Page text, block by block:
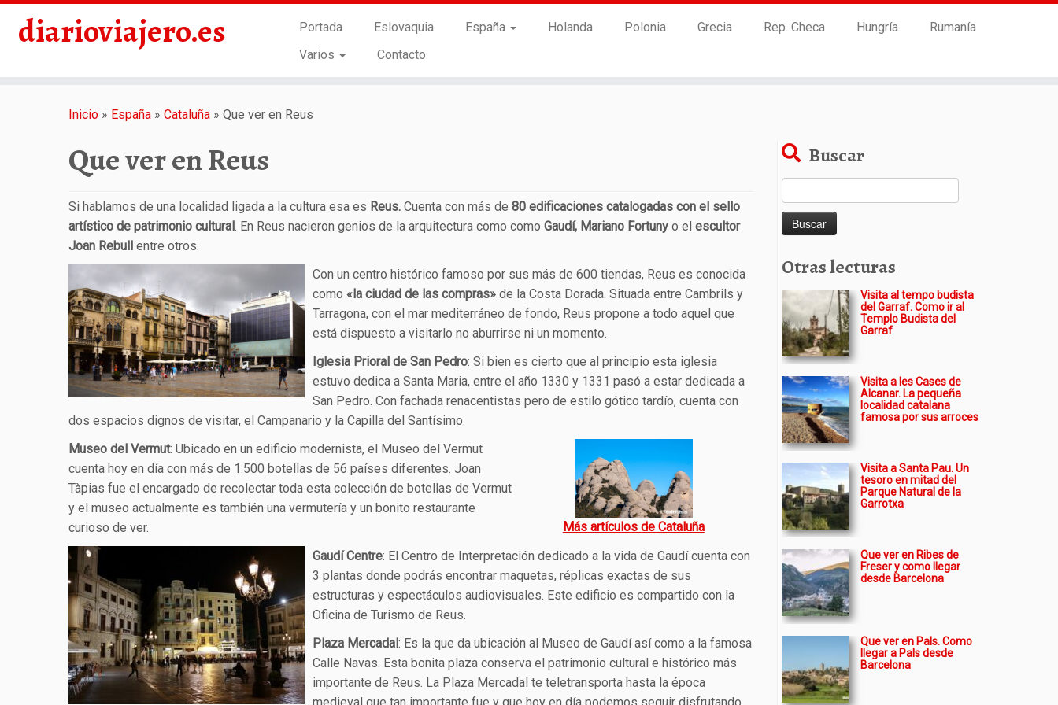
diarioviajero.es Portada Eslovaquia España Holanda Polonia Grecia Rep. Checa Hungría
Rumanía
Varios
Contacto
Inicio » España » Cataluña » Que ver en Reus
Que ver en Reus
Si hablamos de una localidad ligada a la cultura esa es Reus. Cuenta con más de 80 edificaciones catalogadas con el sello
artístico de patrimonio cultural. En Reus nacieron genios de la arquitectura como como Gaudí, Mariano Fortuny o el escultor
Joan Rebull entre otros.
Con un centro histórico famoso por sus más de 600 tiendas, Reus es conocida
como «la ciudad de las compras» de la Costa Dorada. Situada entre Cambrils y
Tarragona, con el mar mediterráneo de fondo, Reus propone a todo aquel que
está dispuesto a visitarlo no aburrirse ni un momento.
Iglesia Prioral de San Pedro: Si bien es cierto que al principio esta iglesia
estuvo dedica a Santa Maria, entre el año 1330 y 1331 pasó a estar dedicada a
San Pedro. Con fachada renacentistas pero de estilo gótico tardío, cuenta con
dos espacios dignos de visitar, el Campanario y la Capilla del Santísimo.
Más artículos de Cataluña
Museo del Vermut: Ubicado en un edificio modernista, el Museo del Vermut
cuenta hoy en día con más de 1.500 botellas de 56 países diferentes. Joan
Tàpias fue el encargado de recolectar toda esta colección de botellas de Vermut
y el museo actualmente es también una vermutería y un bonito restaurante
curioso de ver.
Gaudí Centre: El Centro de Interpretación dedicado a la vida de Gaudí cuenta con
3 plantas donde podrás encontrar maquetas, réplicas exactas de sus
estructuras y espectáculos audiovisuales. Este edificio es compartido con la
Oficina de Turismo de Reus.
Plaza Mercadal: Es la que da ubicación al Museo de Gaudí así como a la famosa
Calle Navas. Esta bonita plaza conserva el patrimonio cultural e histórico más
importante de Reus. La Plaza Mercadal te teletransporta hasta la época
Buscar
Otras lecturas
Visita al tempo budista
del Garraf. Como ir al
Templo Budista del
Garraf
Visita a les Cases de
Alcanar. La pequeña
localidad catalana
famosa por sus arroces
Visita a Santa Pau. Un
tesoro en mitad del
Parque Natural de la
Garrotxa
Que ver en Ribes de
Freser y como llegar
desde Barcelona
Que ver en Pals. Como
llegar a Pals desde
Barcelona